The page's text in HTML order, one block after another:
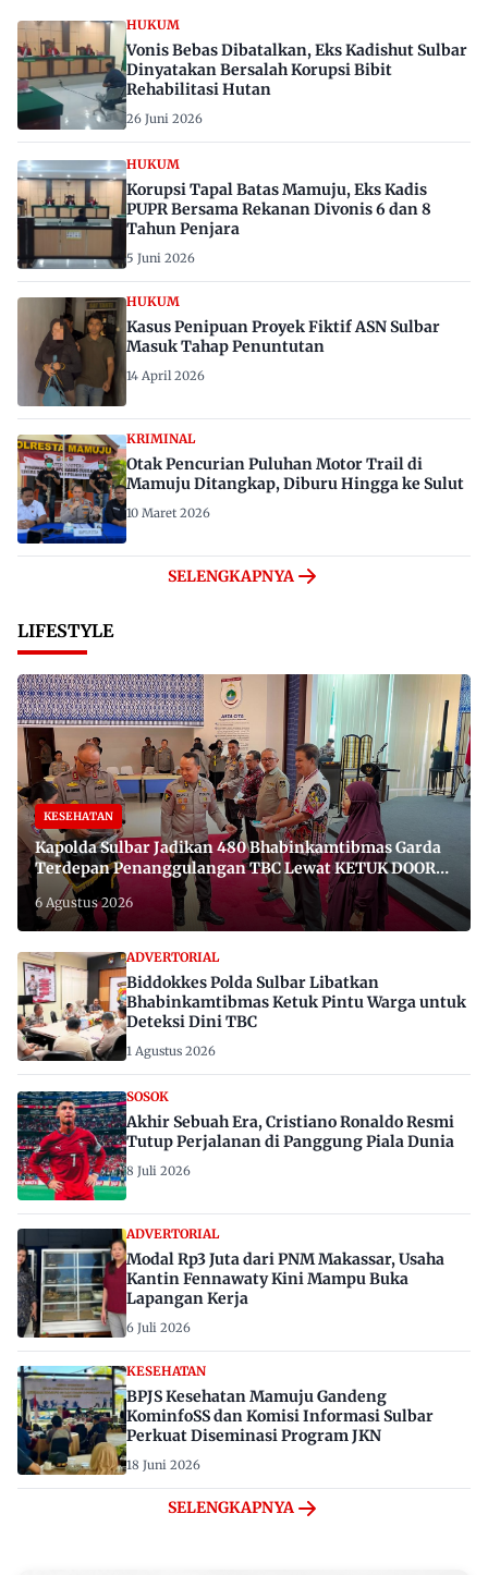
HUKUM
Vonis Bebas Dibatalkan, Eks Kadishut Sulbar
Dinyatakan Bersalah Korupsi Bibit
Rehabilitasi Hutan
26 Juni 2026
HUKUM
Korupsi Tapal Batas Mamuju, Eks Kadis
PUPR Bersama Rekanan Divonis 6 dan 8
Tahun Penjara
5 Juni 2026
HUKUM
Kasus Penipuan Proyek Fiktif ASN Sulbar
Masuk Tahap Penuntutan
14 April 2026
KRIMINAL
Otak Pencurian Puluhan Motor Trail di
Mamuju Ditangkap, Diburu Hingga ke Sulut
10 Maret 2026
SELENGKAPNYA
LIFESTYLE
KESEHATAN
Kapolda Sulbar Jadikan 480 Bhabinkamtibmas Garda
Terdepan Penanggulangan TBC Lewat KETUK DOORS
di 650 Desa
6 Agustus 2026
ADVERTORIAL
Biddokkes Polda Sulbar Libatkan
Bhabinkamtibmas Ketuk Pintu Warga untuk
Deteksi Dini TBC
1 Agustus 2026
SOSOK
Akhir Sebuah Era, Cristiano Ronaldo Resmi
Tutup Perjalanan di Panggung Piala Dunia
8 Juli 2026
ADVERTORIAL
Modal Rp3 Juta dari PNM Makassar, Usaha
Kantin Fennawaty Kini Mampu Buka
Lapangan Kerja
6 Juli 2026
KESEHATAN
BPJS Kesehatan Mamuju Gandeng
KominfoSS dan Komisi Informasi Sulbar
Perkuat Diseminasi Program JKN
18 Juni 2026
SELENGKAPNYA